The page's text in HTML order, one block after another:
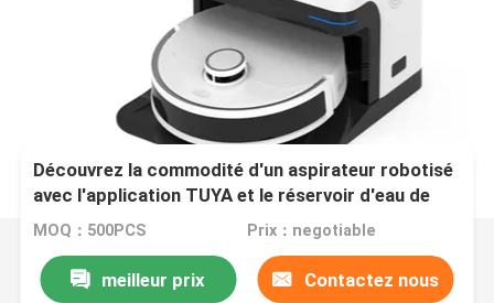
Découvrez la commodité d'un aspirateur robotisé
avec l'application TUYA et le réservoir d'eau de
250L
MOQ：500PCS Prix：negotiable
meilleur prix Contactez nous